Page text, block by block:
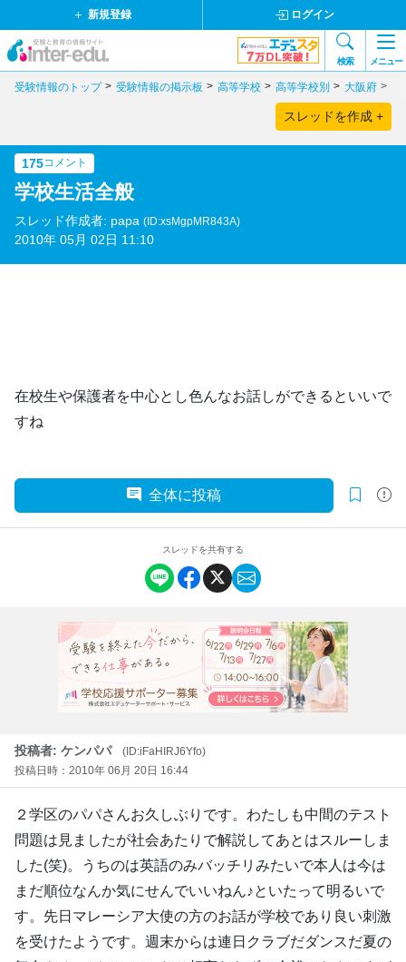
新規登録 ログイン
検索 メニュー
受験情報のトップ 受験情報の掲示板 高等学校 高等学校別 大阪府
スレッドを作成 +
175コメント
学校生活全般
スレッド作成者: papa (ID:xsMgpMR843A)
2010年 05月 02日 11:10
在校生や保護者を中心とし色んなお話しができるといいで
すね
全体に投稿
スレッドを共有する
投稿者: ケンパパ
(ID:iFaHIRJ6Yfo)
投稿日時：2010年 06月 20日 16:44
２学区のパパさんお久しぶりです。わたしも中間のテスト
問題は見ましたが社会あたりで解説してあとはスルーしま
した(笑)。うちのは英語のみバッチリみたいで本人は今は
まだ順位なんか気にせんでいいねん♪といたって明るいで
す。先日マレーシア大使の方のお話が学校であり良い刺激
を受けたようです。週末からは連日クラブだダンスだ夏の